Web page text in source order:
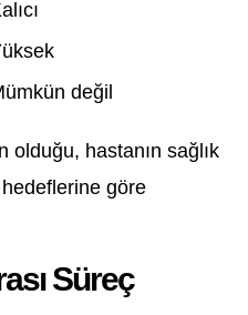
değil
olduğu, hastanın sağlık
göre
Süreç